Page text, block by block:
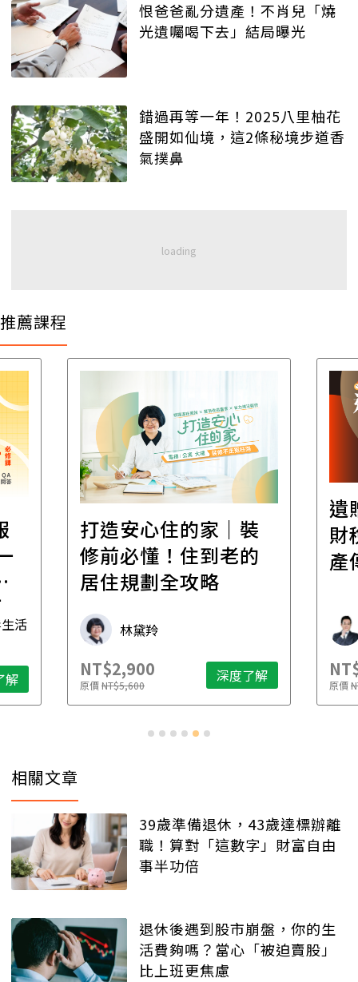
恨爸爸亂分遺產！不肖兒「燒
光遺囑喝下去」結局曝光
錯過再等一年！2025八里柚花
盛開如仙境，這2條秘境步道香
氣撲鼻
推薦課程
活
解
打造安心住的家｜裝
修前必懂！住到老的
居住規劃全攻略
林黛羚
NT$2,900
原價NT$5,600 深度了解
遺
財
產
原價
相關文章
39歲準備退休，43歲達標辦離
職！算對「這數字」財富自由
事半功倍
退休後遇到股市崩盤，你的生
活費夠嗎？當心「被迫賣股」
比上班更焦慮